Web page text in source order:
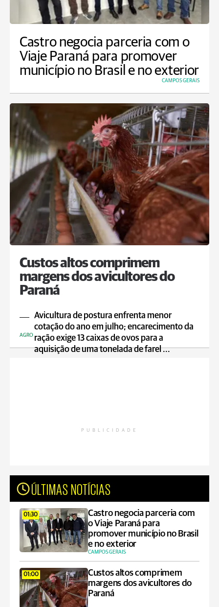
Castro negocia parceria com o
Viaje Paraná para promover
município no Brasil e no exterior
CAMPOS GERAIS
Custos altos comprimem
margens dos avicultores do
Paraná
Avicultura de postura enfrenta menor
cotação do ano em julho; encarecimento da
ração exige 13 caixas de ovos para a
aquisição de uma tonelada de farel ...
AGRO
PUBLICIDADE
ÚLTIMAS NOTÍCIAS
01:30
Castro negocia parceria com
o Viaje Paraná para
promover município no Brasil
e no exterior
CAMPOS GERAIS
01:00
Custos altos comprimem
margens dos avicultores do
Paraná